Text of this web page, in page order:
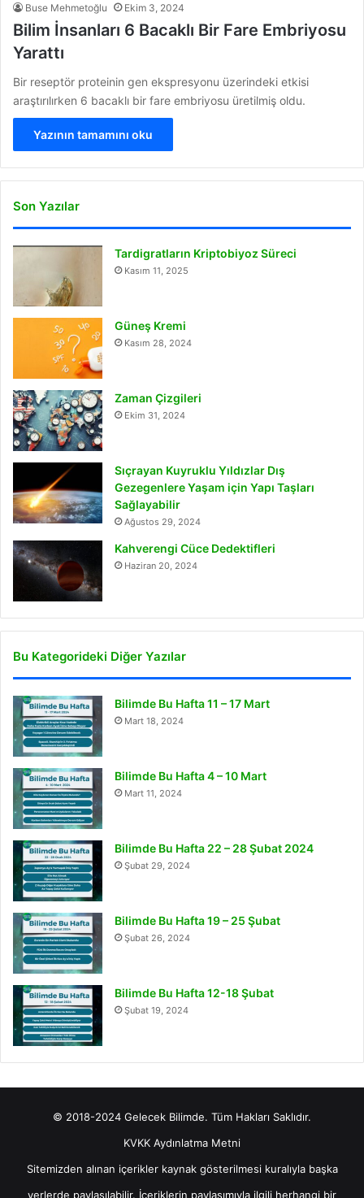
Buse Mehmetoğlu Ekim 3, 2024
Bilim İnsanları 6 Bacaklı Bir Fare Embriyosu
Yarattı
Bir reseptör proteinin gen ekspresyonu üzerindeki etkisi
araştırılırken 6 bacaklı bir fare embriyosu üretilmiş oldu.
Yazının tamamını oku
Son Yazılar
Tardigratların Kriptobiyoz Süreci
Kasım 11, 2025
Güneş Kremi
Kasım 28, 2024
Zaman Çizgileri
Ekim 31, 2024
Sıçrayan Kuyruklu Yıldızlar Dış
Gezegenlere Yaşam için Yapı Taşları
Sağlayabilir
Ağustos 29, 2024
Kahverengi Cüce Dedektifleri
Haziran 20, 2024
Bu Kategorideki Diğer Yazılar
Bilimde Bu Hafta 11 – 17 Mart
Mart 18, 2024
Bilimde Bu Hafta 4 – 10 Mart
Mart 11, 2024
Bilimde Bu Hafta 22 – 28 Şubat 2024
Şubat 29, 2024
Bilimde Bu Hafta 19 – 25 Şubat
Şubat 26, 2024
Bilimde Bu Hafta 12-18 Şubat
Şubat 19, 2024
© 2018-2024 Gelecek Bilimde. Tüm Hakları Saklıdır.
KVKK Aydınlatma Metni
Sitemizden alınan içerikler kaynak gösterilmesi kuralıyla başka
yerlerde paylaşılabilir. İçeriklerin paylaşımıyla ilgili herhangi bir